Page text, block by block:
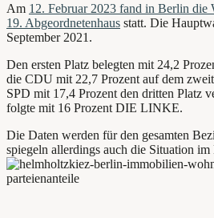
Am 12. Februar 2023 fand in Berlin die
19. Abgeordnetenhaus statt. Die
September 2021.
Den ersten Platz belegten mit 24,2
die CDU mit 22,7 Prozent auf dem
SPD mit 17,4 Prozent den dritten Platz
folgte mit 16 Prozent DIE LINKE.
Die Daten werden für den gesamten
spiegeln allerdings auch die Situation